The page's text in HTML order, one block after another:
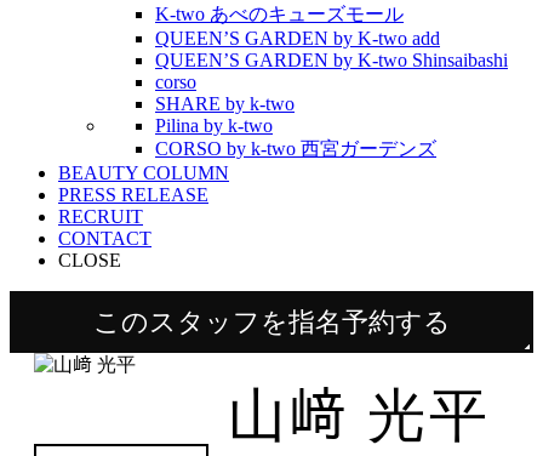
K-two あべのキューズモール
QUEEN’S GARDEN by K-two add
QUEEN’S GARDEN by K-two Shinsaibashi
corso
SHARE by k-two
Pilina by k-two
CORSO by k-two 西宮ガーデンズ
BEAUTY COLUMN
PRESS RELEASE
RECRUIT
CONTACT
CLOSE
このスタッフを指名予約する
山﨑 光平